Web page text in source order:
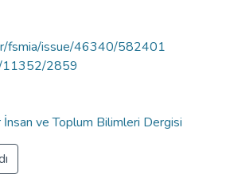
fsmia/issue/46340/582401
11352/2859
ve Toplum Bilimleri Dergisi